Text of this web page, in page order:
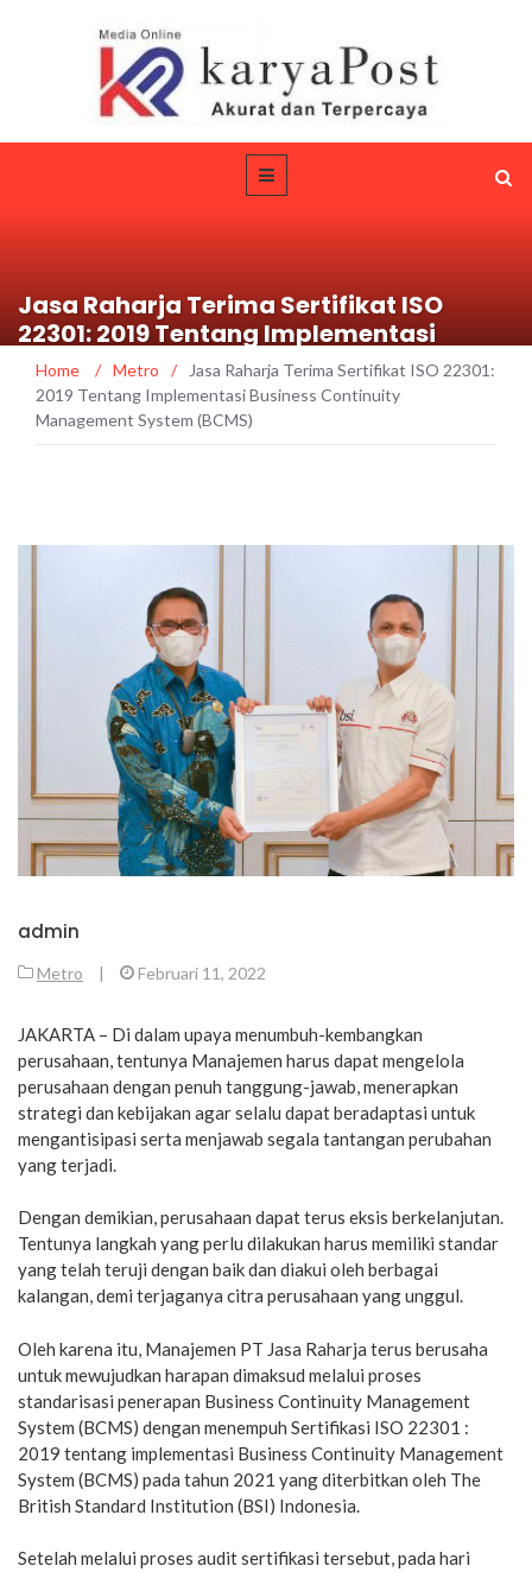
Jasa Raharja Terima Sertifikat ISO
22301: 2019 Tentang Implementasi
Business Continuity Management
System (BCMS)
Home / Metro /
Jasa Raharja Terima Sertifikat ISO 22301:
2019 Tentang Implementasi Business Continuity
Management System (BCMS)
admin
Metro | Februari 11, 2022
JAKARTA – Di dalam upaya menumbuh-kembangkan
perusahaan, tentunya Manajemen harus dapat mengelola
perusahaan dengan penuh tanggung-jawab, menerapkan
strategi dan kebijakan agar selalu dapat beradaptasi untuk
mengantisipasi serta menjawab segala tantangan perubahan
yang terjadi.
Dengan demikian, perusahaan dapat terus eksis berkelanjutan.
Tentunya langkah yang perlu dilakukan harus memiliki standar
yang telah teruji dengan baik dan diakui oleh berbagai
kalangan, demi terjaganya citra perusahaan yang unggul.
Oleh karena itu, Manajemen PT Jasa Raharja terus berusaha
untuk mewujudkan harapan dimaksud melalui proses
standarisasi penerapan Business Continuity Management
System (BCMS) dengan menempuh Sertifikasi ISO 22301 :
2019 tentang implementasi Business Continuity Management
System (BCMS) pada tahun 2021 yang diterbitkan oleh The
British Standard Institution (BSI) Indonesia.
Setelah melalui proses audit sertifikasi tersebut, pada hari